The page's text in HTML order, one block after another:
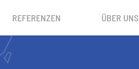
REFERENZEN ÜBER UNS